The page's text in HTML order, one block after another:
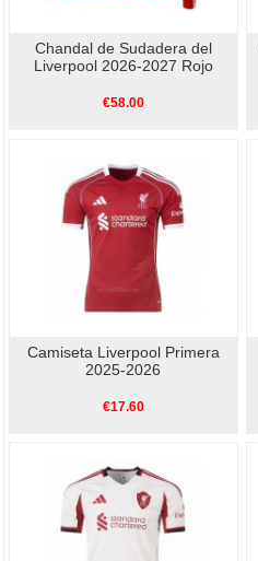
Chandal de Sudadera del
Liverpool 2026-2027 Rojo
€58.00
Camiseta Liverpool Primera
2025-2026
€17.60